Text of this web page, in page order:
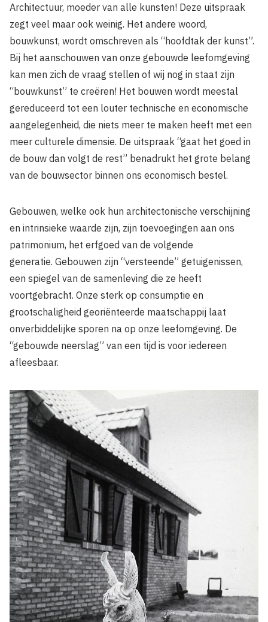
Architectuur, moeder van alle kunsten! Deze uitspraak
zegt veel maar ook weinig. Het andere woord,
bouwkunst, wordt omschreven als “hoofdtak der kunst”.
Bij het aanschouwen van onze gebouwde leefomgeving
kan men zich de vraag stellen of wij nog in staat zijn
“bouwkunst” te creëren! Het bouwen wordt meestal
gereduceerd tot een louter technische en economische
aangelegenheid, die niets meer te maken heeft met een
meer culturele dimensie. De uitspraak “gaat het goed in
de bouw dan volgt de rest” benadrukt het grote belang
van de bouwsector binnen ons economisch bestel.
Gebouwen, welke ook hun architectonische verschijning
en intrinsieke waarde zijn, zijn toevoegingen aan ons
patrimonium, het erfgoed van de volgende
generatie. Gebouwen zijn “versteende” getuigenissen,
een spiegel van de samenleving die ze heeft
voortgebracht. Onze sterk op consumptie en
grootschaligheid georiënteerde maatschappij laat
onverbiddelijke sporen na op onze leefomgeving. De
“gebouwde neerslag” van een tijd is voor iedereen
afleesbaar.